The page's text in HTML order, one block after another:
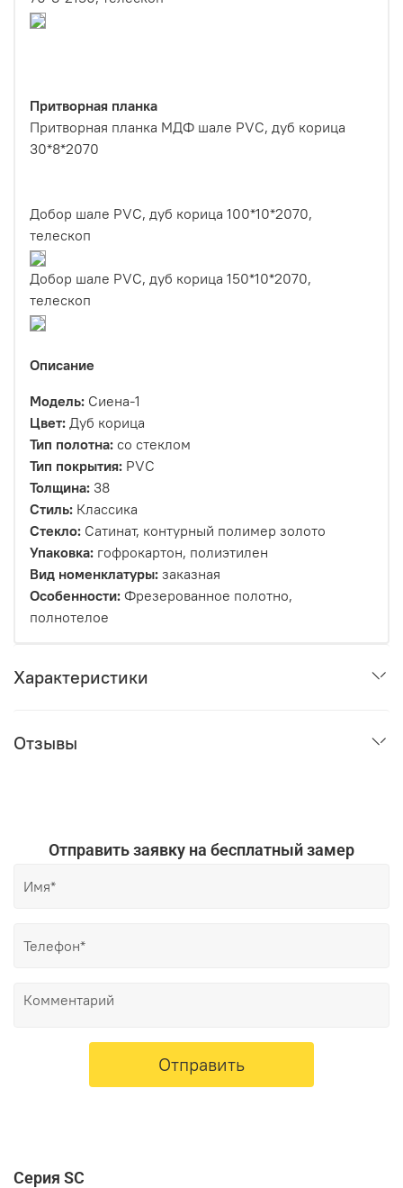
Притворная планка
Притворная планка МДФ шале PVC, дуб корица
30*8*2070
Добор шале PVC, дуб корица 100*10*2070,
телескоп
Добор шале PVC, дуб корица 150*10*2070,
телескоп
Описание
Модель: Сиена-1
Цвет: Дуб корица
Тип полотна: со стеклом
Тип покрытия: PVC
Толщина: 38
Стиль: Классика
Стекло: Сатинат, контурный полимер золото
Упаковка: гофрокартон, полиэтилен
Вид номенклатуры: заказная
Особенности: Фрезерованное полотно,
полнотелое
Характеристики
Отзывы
Отправить заявку на бесплатный замер
Отправить
Серия SC